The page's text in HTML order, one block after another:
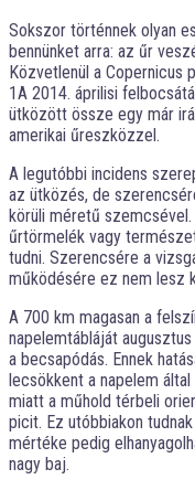
Sokszor történnek olyan
bennünket arra: az űr
Közvetlenül a Copernicus
1A 2014. áprilisi
ütközött össze egy már
amerikai űreszközzel.
A legutóbbi incidens
az ütközés, de
körüli méretű
űrtörmelék vagy
tudni. Szerencsére a
működésére ez nem lesz
A 700 km magasan a
napelemtábláját
a becsapódás. Ennek
lecsökkent a napelem
miatt a műhold térbeli
picit. Ez utóbbiakon
mértéke pedig
nagy baj.